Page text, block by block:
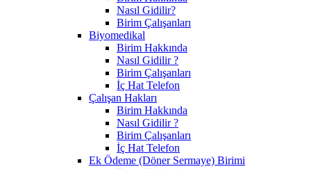
Nasıl Gidilir?
Birim Çalışanları
Biyomedikal
Birim Hakkında
Nasıl Gidilir ?
Birim Çalışanları
İç Hat Telefon
Çalışan Hakları
Birim Hakkında
Nasıl Gidilir ?
Birim Çalışanları
İç Hat Telefon
Ek Ödeme (Döner Sermaye) Birimi